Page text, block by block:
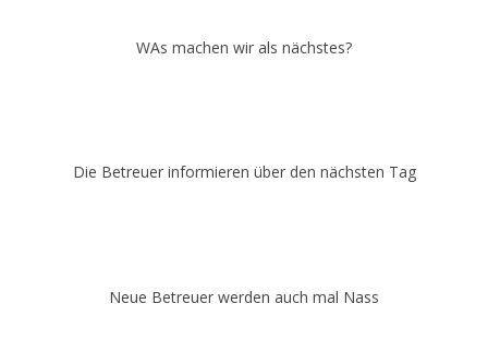
WAs machen wir als nächstes?
Die Betreuer informieren über den nächsten Tag
Neue Betreuer werden auch mal Nass